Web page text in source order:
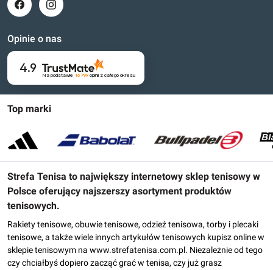
Top marki
Strefa Tenisa to największy internetowy sklep tenisowy w
Polsce oferujący najszerszy asortyment produktów
tenisowych.
Rakiety tenisowe, obuwie tenisowe, odzież tenisowa, torby i plecaki
tenisowe, a także wiele innych artykułów tenisowych kupisz online w
sklepie tenisowym na www.strefatenisa.com.pl. Niezależnie od tego
czy chciałbyś dopiero zacząć grać w tenisa, czy już grasz
Opinie o nas
4.9
Na podstawie 16 799opinii z całego okresu